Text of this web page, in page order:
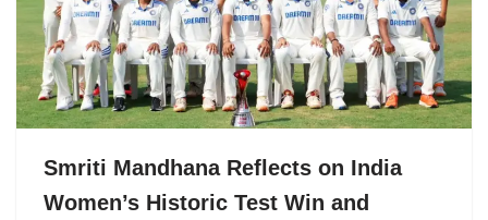
Smriti Mandhana Reflects on India
Women’s Historic Test Win and